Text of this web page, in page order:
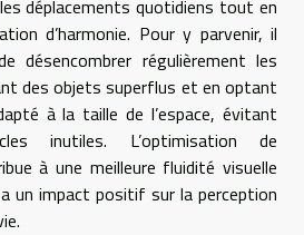
déplacements quotidiens tout en
d’harmonie. Pour y parvenir, il
désencombrer régulièrement les
des objets superflus et en optant
à la taille de l’espace, évitant
inutiles. L’optimisation de
à une meilleure fluidité visuelle
un impact positif sur la perception